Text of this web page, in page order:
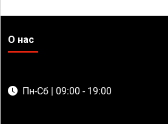
О нас
Пн-Сб | 09:00 - 19:00